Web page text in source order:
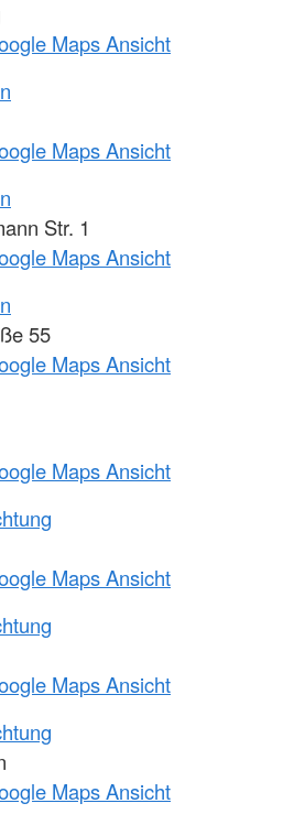
Maps Ansicht
Maps Ansicht
Str. 1
Maps Ansicht
55
Maps Ansicht
Maps Ansicht
Maps Ansicht
Maps Ansicht
Maps Ansicht